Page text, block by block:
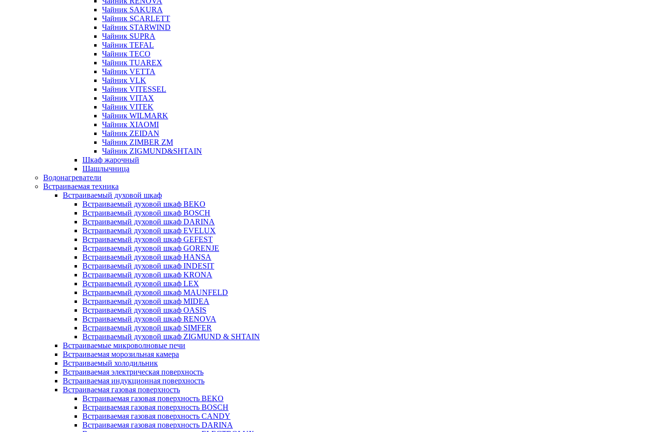
Чайник SAKURA
Чайник SCARLETT
Чайник STARWIND
Чайник SUPRA
Чайник TEFAL
Чайник TECO
Чайник TUAREX
Чайник VETTA
Чайник VLK
Чайник VITESSEL
Чайник VITAX
Чайник VITEK
Чайник WILMARK
Чайник XIAOMI
Чайник ZEIDAN
Чайник ZIMBER ZM
Чайник ZIGMUND&SHTAIN
Шкаф жарочный
Шашлычница
Водонагреватели
Встраиваемая техника
Встраиваемый духовой шкаф
Встраиваемый духовой шкаф BEKO
Встраиваемый духовой шкаф BOSCH
Встраиваемый духовой шкаф DARINA
Встраиваемый духовой шкаф EVELUX
Встраиваемый духовой шкаф GEFEST
Встраиваемый духовой шкаф GORENJE
Встраиваемый духовой шкаф HANSA
Встраиваемый духовой шкаф INDESIT
Встраиваемый духовой шкаф KRONA
Встраиваемый духовой шкаф LEX
Встраиваемый духовой шкаф MAUNFELD
Встраиваемый духовой шкаф MIDEA
Встраиваемый духовой шкаф OASIS
Встраиваемый духовой шкаф RENOVA
Встраиваемый духовой шкаф SIMFER
Встраиваемый духовой шкаф ZIGMUND & SHTAIN
Встраиваемые микроволновые печи
Встраиваемая морозильная камера
Встраиваемый холодильник
Встраиваемая электрическая поверхность
Встраиваемая индукционная поверхность
Встраиваемая газовая поверхность
Встраиваемая газовая поверхность BEKO
Встраиваемая газовая поверхность BOSCH
Встраиваемая газовая поверхность CANDY
Встраиваемая газовая поверхность DARINA